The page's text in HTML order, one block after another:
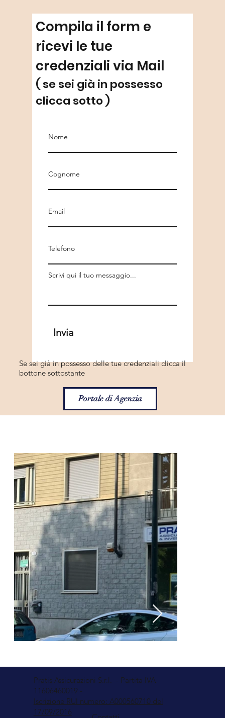
Compila il form e
ricevi le tue
credenziali via Mail
( se sei già in possesso
clicca sotto )
Invia
Portale di Agenzia
Se sei già in possesso delle tue credenziali clicca il
bottone sottostante
Pratis Assicurazioni S.r.l. - Partita IVA
11606460019 -
Iscrizione RUI numero: A000560710 del
17/09/2016